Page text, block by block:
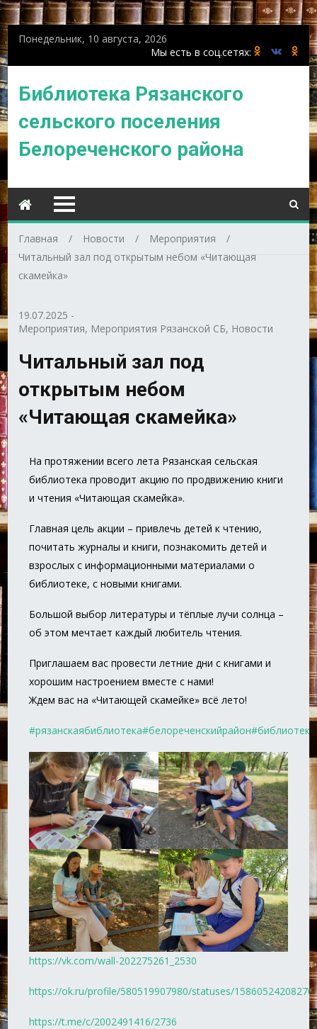
Понедельник, 10 августа, 2026
Библиотека Рязанского
сельского поселения
Белореченского района
Главная Новости
Мероприятия
Читальный зал под открытым небом «Читающая
скамейка»
19.07.2025 -
Мероприятия, Мероприятия Рязанской СБ, Новости
Читальный зал под
открытым небом
«Читающая скамейка»
На протяжении всего лета Рязанская сельская
библиотека проводит акцию по продвижению книги
и чтения «Читающая скамейка».
Главная цель акции – привлечь детей к чтению,
почитать журналы и книги, познакомить детей и
взрослых с информационными материалами о
библиотеке, с новыми книгами.
Большой выбор литературы и тёплые лучи солнца –
об этом мечтает каждый любитель чтения.
Приглашаем вас провести летние дни с книгами и
хорошим настроением вместе с нами!
Ждем вас на «Читающей скамейке» всё лето!
#рязанскаябиблиотека#белореченскийрайон
https://vk.com/wall-202275261_2530
https://ok.ru/profile/580519907980/statuses/
https://t.me/c/2002491416/2736